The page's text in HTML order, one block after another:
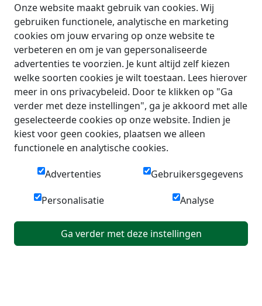
Onze website maakt gebruik van cookies. Wij
gebruiken functionele, analytische en marketing
cookies om jouw ervaring op onze website te
verbeteren en om je van gepersonaliseerde
advertenties te voorzien. Je kunt altijd zelf kiezen
welke soorten cookies je wilt toestaan. Lees hierover
meer in ons privacybeleid. Door te klikken op "Ga
verder met deze instellingen", ga je akkoord met alle
geselecteerde cookies op onze website. Indien je
kiest voor geen cookies, plaatsen we alleen
functionele en analytische cookies.
Advertenties Gebruikersgegevens
Personalisatie Analyse
Ga verder met deze instellingen